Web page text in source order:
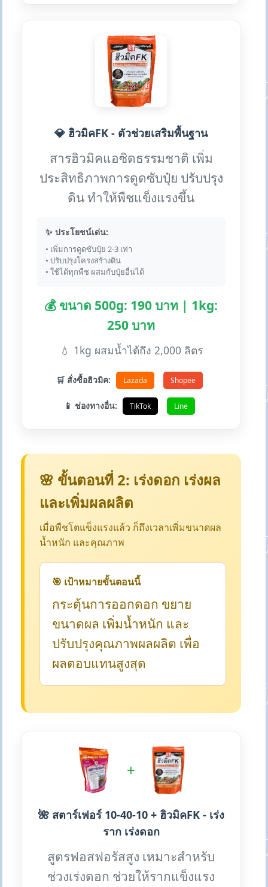
💎 ฮิวมิคFK - ตัวช่วยเสริมพื้นฐาน
สารฮิวมิคแอซิดธรรมชาติ เพิ่ม
ประสิทธิภาพการดูดซับปุ๋ย ปรับปรุง
ดิน ทำให้พืชแข็งแรงขึ้น
✨ ประโยชน์เด่น:
• เพิ่มการดูดซับปุ๋ย 2-3 เท่า
• ปรับปรุงโครงสร้างดิน
• ใช้ได้ทุกพืช ผสมกับปุ๋ยอื่นได้
💰 ขนาด 500g: 190 บาท | 1kg:
250 บาท
💧 1kg ผสมน้ำได้ถึง 2,000 ลิตร
🛒 สั่งซื้อฮิวมิค: Lazada Shopee
📱 ช่องทางอื่น: TikTok Line
🌸 ขั้นตอนที่ 2: เร่งดอก เร่งผล
และเพิ่มผลผลิต
เมื่อพืชโตแข็งแรงแล้ว ก็ถึงเวลาเพิ่มขนาดผล
น้ำหนัก และคุณภาพ
🎯 เป้าหมายขั้นตอนนี้
กระตุ้นการออกดอก ขยาย
ขนาดผล เพิ่มน้ำหนัก และ
ปรับปรุงคุณภาพผลผลิต เพื่อ
ผลตอบแทนสูงสุด
+
🌺 สตาร์เฟอร์ 10-40-10 + ฮิวมิคFK - เร่ง
ราก เร่งดอก
สูตรฟอสฟอรัสสูง เหมาะสำหรับ
ช่วงเร่งดอก ช่วยให้รากแข็งแรง